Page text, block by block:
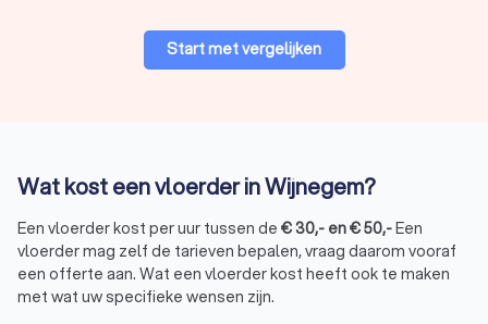
Start met vergelijken
Wat kost een vloerder in Wijnegem?
Een vloerder kost per uur tussen de €30,- en€50,-Een
vloerder mag zelf de tarieven bepalen, vraag daarom vooraf
een offerte aan. Wat een vloerder kost heeft ook te maken
met wat uw specifieke wensen zijn.